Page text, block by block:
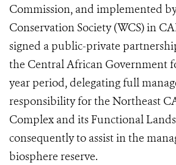
Commission, and implemented
Conservation Society (WCS) in
signed a public-private
the Central African Government
year period, delegating full
responsibility for the Northeast
Complex and its Functional
consequently to assist in the
biosphere reserve.